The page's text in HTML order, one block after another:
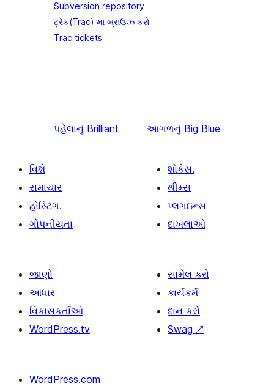
Subversion repository
ટ્રૅક(Trac) માં બ્રાઉઝ કરો
Trac tickets
પહેલાનું Brilliant આગળનું Big Blue
વિશે
સમાચાર
હોસ્ટિંગ.
ગોપનીયતા
શોકેસ.
થીમ્સ
પ્લગઇન્સ
દાખલાઓ
જાણો
આધાર
વિકાસકર્તાઓ
WordPress.tv
સામેલ કરો
કાર્યકર્મ
દાન કરો
Swag ↗
WordPress.com